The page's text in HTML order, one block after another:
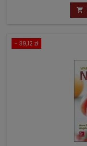

- 39,12 zł